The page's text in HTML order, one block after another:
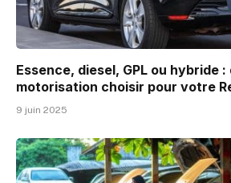
Essence, diesel, GPL ou hybride :
motorisation choisir pour votre
9 juin 2025